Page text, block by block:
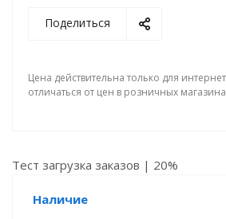
Поделиться
Цена действительна только для
отличаться от цен в розничных
Тест загрузка заказов | 20%
Наличие